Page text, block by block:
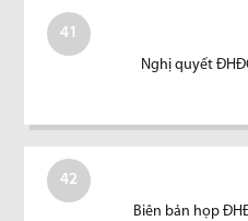
41
Nghị quyết
42
Biên bản họp